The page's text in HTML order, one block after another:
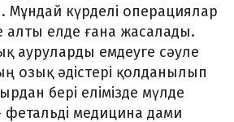
Мұндай күрделі операциялар
алты елде ғана жасалады.
ауруларды емдеуге сәуле
озық әдістері қолданылып
бері елімізде мүлде
фетальді медицина дами